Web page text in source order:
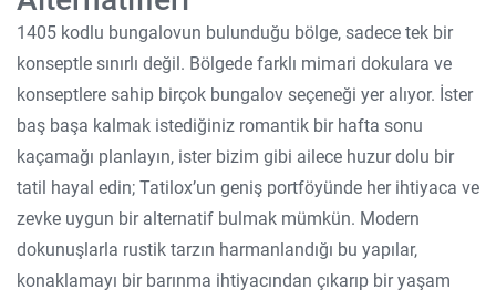
1405 kodlu bungalovun bulunduğu bölge, sadece tek bir
konseptle sınırlı değil. Bölgede farklı mimari dokulara ve
konseptlere sahip birçok bungalov seçeneği yer alıyor. İster
baş başa kalmak istediğiniz romantik bir hafta sonu
kaçamağı planlayın, ister bizim gibi ailece huzur dolu bir
tatil hayal edin; Tatilox’un geniş portföyünde her ihtiyaca ve
zevke uygun bir alternatif bulmak mümkün. Modern
dokunuşlarla rustik tarzın harmanlandığı bu yapılar,
konaklamayı bir barınma ihtiyacından çıkarıp bir yaşam